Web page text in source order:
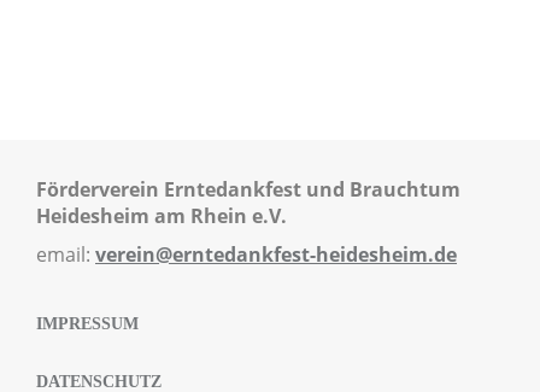
Förderverein Erntedankfest und Brauchtum
Heidesheim am Rhein e.V.
email: verein@erntedankfest-heidesheim.de
IMPRESSUM
DATENSCHUTZ